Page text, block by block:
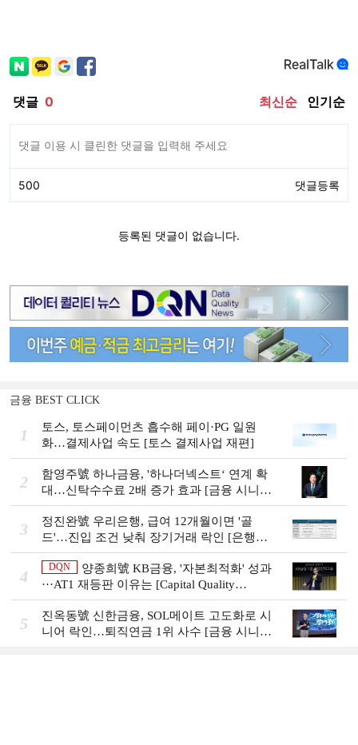
금융 BEST CLICK
1
토스, 토스페이먼츠 흡수해 페이·PG 일원
화…결제사업 속도 [토스 결제사업 재편]
2
함영주號 하나금융, '하나더넥스트‘ 연계 확
대…신탁수수료 2배 증가 효과 [금융 시니어
비즈니스 돋보기]
3
정진완號 우리은행, 급여 12개월이면 '골
드'…진입 조건 낮춰 장기거래 락인 [은행권
머니무브 대응 전략]
4
DQN
양종희號 KB금융, '자본최적화' 성과
···AT1 재등판 이유는 [Capital Quality
Review]]
5
진옥동號 신한금융, SOL메이트 고도화로 시
니어 락인…퇴직연금 1위 사수 [금융 시니어